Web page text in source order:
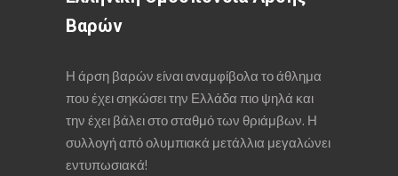
Βαρών
Η άρση βαρών είναι αναμφίβολα το άθλημα
που έχει σηκώσει την Ελλάδα πιο ψηλά και
την έχει βάλει στο σταθμό των θριάμβων. Η
συλλογή από ολυμπιακά μετάλλια μεγαλώνει
εντυπωσιακά!